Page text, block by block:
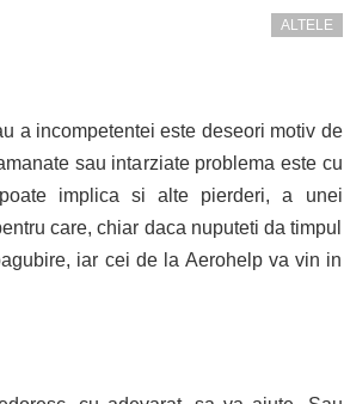
ALTELE
a incompetentei este deseori motiv de
sau intarziate problema este cu
implica si alte pierderi, a unei
care, chiar daca nuputeti da timpul
iar cei de la Aerohelp va vin in